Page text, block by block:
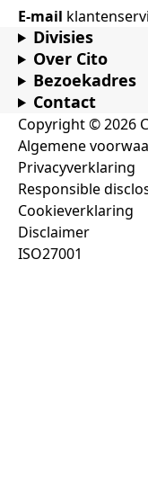
Peter van den Berg
Wouter Roelofs
Toetstechnische
Collega's aan het
E-mail
Divisies
Over Cito
Bezoekadres
Contact
Copyright © 2026
Algemene
Privacyverklaring
Responsible
Cookieverklaring
Disclaimer
ISO27001